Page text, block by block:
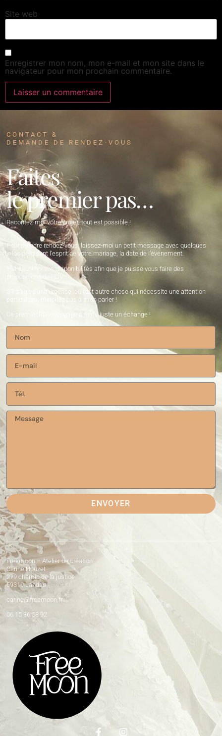
Site web
Enregistrer mon nom, mon e-mail et mon site dans le
navigateur pour mon prochain commentaire.
CONTACT &
DEMANDE DE RENDEZ-VOUS
Faites
le premier pas…
Racontez-moi votre projet, tout est possible !
Pour prendre rendez-vous, laissez-moi un petit message avec quelques
infos précisant l’esprit de votre mariage, la date de l’événement.
Indiquez-moi vos disponibilités afin que je puisse vous faire des
propositions de RDV.
S’il s’agit d’une urgence, ou tout autre chose qui nécessite une attention
particulière, n’hésitez pas à m’en parler !
Ce premier RDV n’engage à rien… juste un échange !
ENVOYER
Freemoon – Atelier de création
Carine Houzet
279 chemin de la justice
59310 Landas
carine@freemoon.fr
06 15 36 58 92